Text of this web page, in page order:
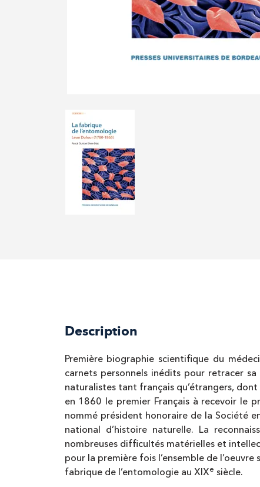
Description
Première biographie scientifique du
carnets personnels inédits pour retracer
naturalistes tant français qu’étrangers,
en 1860 le premier Français à recevoir le
nommé président honoraire de la Société
national d’histoire naturelle. La
nombreuses difficultés matérielles et
pour la première fois l’ensemble de
fabrique de l’entomologie au XIXe siècle.